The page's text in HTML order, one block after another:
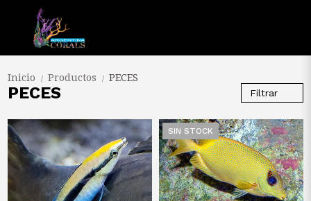
Inicio / Productos / PECES
PECES Filtrar
SIN STOCK